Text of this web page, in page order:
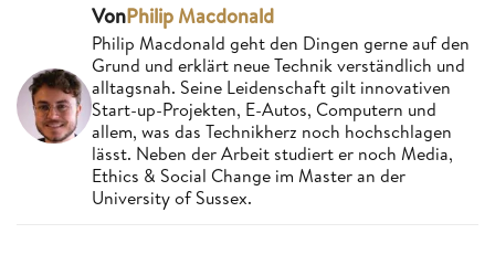
VonPhilip Macdonald
Philip Macdonald geht den Dingen gerne auf den
Grund und erklärt neue Technik verständlich und
alltagsnah. Seine Leidenschaft gilt innovativen
Start-up-Projekten, E-Autos, Computern und
allem, was das Technikherz noch hochschlagen
lässt. Neben der Arbeit studiert er noch Media,
Ethics & Social Change im Master an der
University of Sussex.